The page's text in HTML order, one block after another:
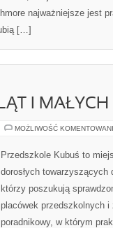
najważniejsze jest
[…]
I MAŁYCH
MOŻLIWOŚĆ
Przedszkole Kubuś to
dorosłych
którzy poszukują
placówek przedszkolnych i
poradnikowy, w którym